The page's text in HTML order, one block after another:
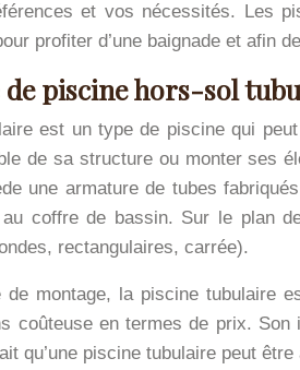
et vos nécessités. Les
profiter d’une baignade et afin
de piscine hors-sol
est un type de piscine qui
de sa structure ou monter ses
une armature de tubes
coffre de bassin. Sur le plan
rectangulaires, carrée).
montage, la piscine tubulaire
coûteuse en termes de prix.
qu’une piscine tubulaire peut